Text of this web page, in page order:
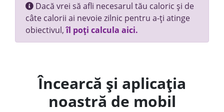
Dacă vrei să afli necesarul tău caloric și de
câte calorii ai nevoie zilnic pentru a-ți atinge
obiectivul,îl poți calcula aici.
Încearcă și aplicația
noastră de mobil